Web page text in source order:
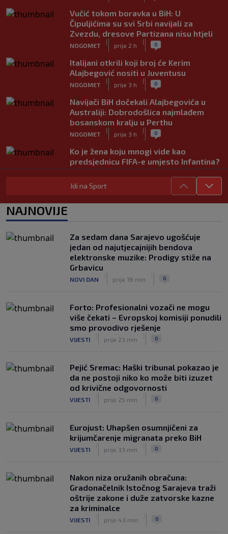
Vučić tokom boravka u BiH: U
Čipuljićima su svi Srbi navijali za
Zvezdu, dresove Partizana nisu htjeli
NOGOMET
|
prije 2 h
| 0
Italijani otkrili koji broj će Kerim
Alajbegović nositi u Juventusu
NOGOMET
|
prije 3 h
| 0
Navijači BiH dočekali Alajbegovića u
Australiji: Dobrodošlica najmlađem
bosanskom kralju u Perthu
NOGOMET
|
prije 3 h
| 0
Ko je žena koju mnogi vide kao
predsjednicu FIFA-e umjesto Infantina?
Uskoro mi mogla promijeniti svjetski
nogomet
|
| | 0
Lionel Messi postigao dva gola u
pobjedi Inter Miamija i ispisao historiju
Leagues Cupa (VIDEO)
Idi na Sport
NAJNOVIJE
Za sedam dana Sarajevo ugošćuje
jedan od najutjecajnijih bendova
elektronske muzike: Prodigy stiže na
Grbavicu
NOVI DAN prije 18 min 0
Forto: Profesionalni vozači ne mogu
više čekati – Evropskoj komisiji ponudili
smo provodivo rješenje
VIJESTI prije 23 min 0
Pejić Sremac: Haški tribunal pokazao je
da ne postoji niko ko može biti izuzet
od krivične odgovornosti
VIJESTI prije 25 min 0
Eurojust: Uhapšen osumnjičeni za
krijumčarenje migranata preko BiH
VIJESTI prije 33 min 0
Nakon niza oružanih obračuna:
Gradonačelnik Istočnog Sarajeva traži
oštrije zakone i duže zatvorske kazne
za kriminalce
VIJESTI prije 43 min 0